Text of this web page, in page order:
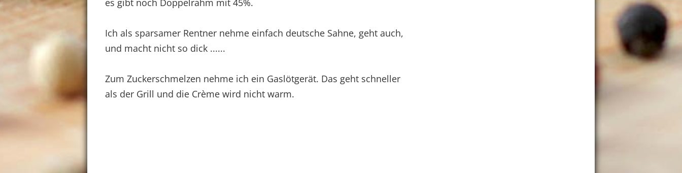
es gibt noch Doppelrahm mit 45%.
Ich als sparsamer Rentner nehme einfach deutsche Sahne, geht auch,
und macht nicht so dick ......
Zum Zuckerschmelzen nehme ich ein Gaslötgerät. Das geht schneller
als der Grill und die Crème wird nicht warm.